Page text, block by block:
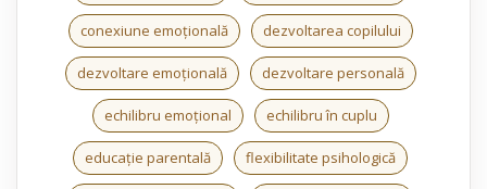
conexiune emoțională dezvoltarea copilului
dezvoltare emoțională dezvoltare personală
echilibru emoțional echilibru în cuplu
educație parentală flexibilitate psihologică